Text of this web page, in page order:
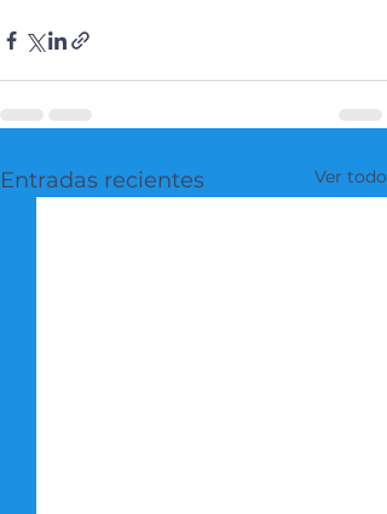
Entradas recientes Ver todo